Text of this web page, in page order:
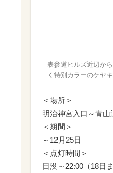
表参道ヒルズ近辺か
く特別カラーのケヤキ
＜場所＞
明治神宮入口～青
＜期間＞
～12月25日
＜点灯時間＞
日没～22:00（18日